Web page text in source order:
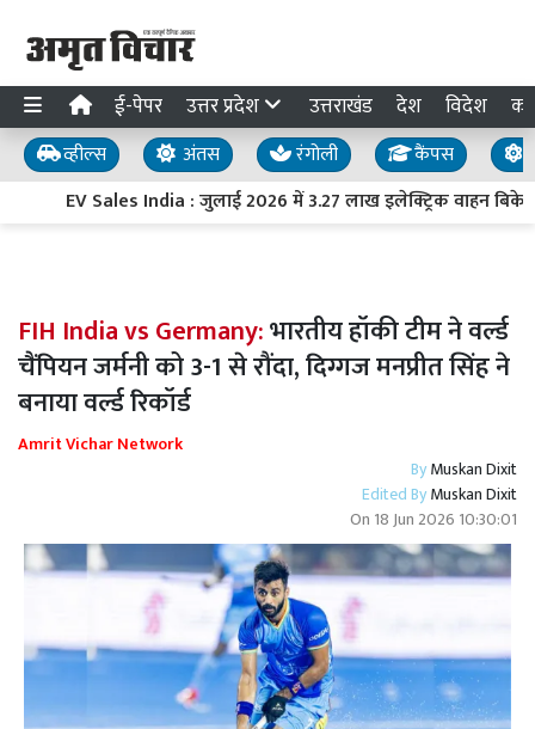
ई-पेपर उत्तर प्रदेश उत्तराखंड देश विदेश
व्हील्स अंतस रंगोली कैंपस
EV Sales India : जुलाई 2026 में 3.27 लाख इलेक्ट्रिक वाहन बिके,
FIH India vs Germany:भारतीय हॉकी टीम ने वर्ल्ड
चैंपियन जर्मनी को 3-1 से रौंदा, दिग्गज मनप्रीत सिंह ने
बनाया वर्ल्ड रिकॉर्ड
Amrit Vichar Network
ByMuskan Dixit
Edited ByMuskan Dixit
On 18 Jun 2026 10:30:01